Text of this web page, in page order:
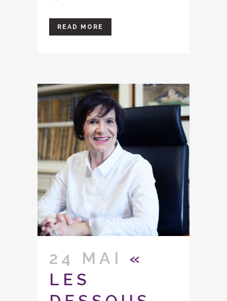
READ MORE
24 MAI
«
LES